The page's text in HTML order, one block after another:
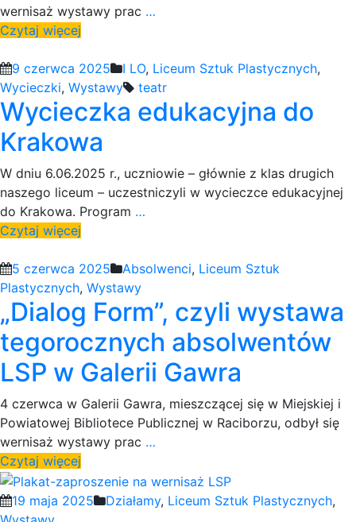
wernisaż wystawy prac …
Czytaj więcej
9 czerwca 2025 I LO, Liceum Sztuk Plastycznych,
Wycieczki, Wystawy teatr
Wycieczka edukacyjna do
Krakowa
W dniu 6.06.2025 r., uczniowie – głównie z klas drugich
naszego liceum – uczestniczyli w wycieczce edukacyjnej
do Krakowa. Program …
Czytaj więcej
5 czerwca 2025 Absolwenci, Liceum Sztuk
Plastycznych, Wystawy
„Dialog Form”, czyli wystawa
tegorocznych absolwentów
LSP w Galerii Gawra
4 czerwca w Galerii Gawra, mieszczącej się w Miejskiej i
Powiatowej Bibliotece Publicznej w Raciborzu, odbył się
wernisaż wystawy prac …
Czytaj więcej
19 maja 2025 Działamy, Liceum Sztuk Plastycznych,